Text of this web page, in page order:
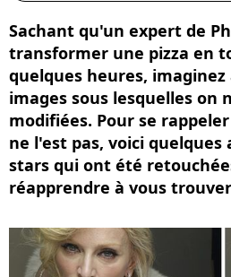
Sachant qu'un expert de
transformer une pizza en
quelques heures,
images sous lesquelles on
modifiées. Pour se
ne l'est pas, voici quelques
stars qui ont été
réapprendre à vous